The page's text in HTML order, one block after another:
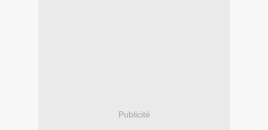
Publicité